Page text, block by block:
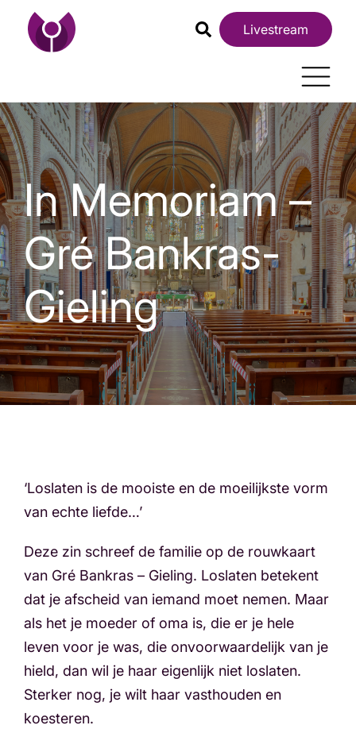
Livestream
In Memoriam –
Gré Bankras-
Gieling
‘Loslaten is de mooiste en de moeilijkste vorm
van echte liefde…’
Deze zin schreef de familie op de rouwkaart
van Gré Bankras – Gieling. Loslaten betekent
dat je afscheid van iemand moet nemen. Maar
als het je moeder of oma is, die er je hele
leven voor je was, die onvoorwaardelijk van je
hield, dan wil je haar eigenlijk niet loslaten.
Sterker nog, je wilt haar vasthouden en
koesteren.